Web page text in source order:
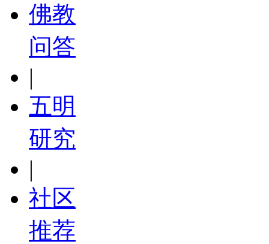
佛教
问答
|
五明
研究
|
社区
推荐